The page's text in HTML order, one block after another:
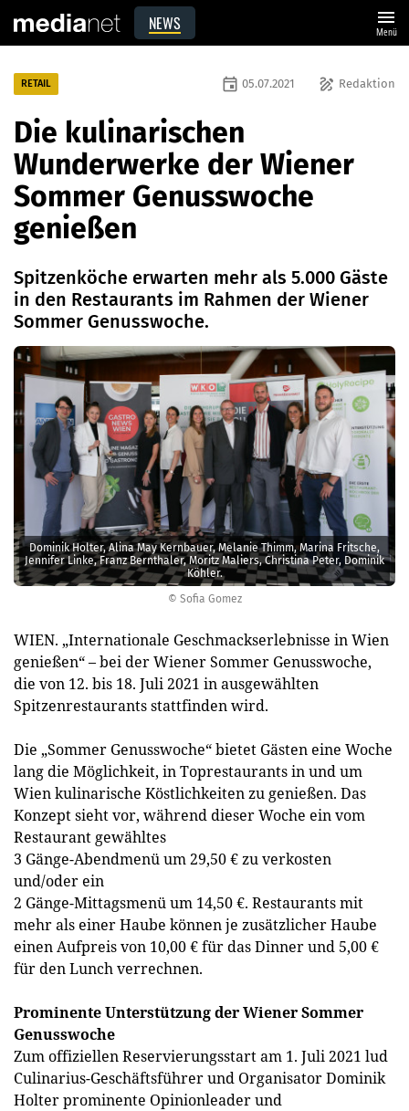
NEWS menu
Menü
© Sofia Gomez
Dominik Holter, Alina May Kernbauer, Melanie Thimm, Marina Fritsche,
Jennifer Linke, Franz Bernthaler, Moritz Maliers, Christina Peter, Dominik
Köhler.
RETAIL draw Redaktion
event 05.07.2021
Die kulinarischen
Wunderwerke der Wiener
Sommer Genusswoche
genießen
Spitzenköche erwarten mehr als 5.000 Gäste
in den Restaurants im Rahmen der Wiener
Sommer Genusswoche.
WIEN. „Internationale Geschmackserlebnisse in Wien
genießen“ – bei der Wiener Sommer Genusswoche,
die von 12. bis 18. Juli 2021 in ausgewählten
Spitzenrestaurants stattfinden wird.
Die „Sommer Genusswoche“ bietet Gästen eine Woche
lang die Möglichkeit, in Toprestaurants in und um
Wien kulinarische Köstlichkeiten zu genießen. Das
Konzept sieht vor, während dieser Woche ein vom
Restaurant gewähltes
3 Gänge-Abendmenü um 29,50 € zu verkosten
und/oder ein
2 Gänge-Mittagsmenü um 14,50 €. Restaurants mit
mehr als einer Haube können je zusätzlicher Haube
einen Aufpreis von 10,00 € für das Dinner und 5,00 €
für den Lunch verrechnen.
Prominente Unterstützung der Wiener Sommer
Genusswoche
Zum offiziellen Reservierungsstart am 1. Juli 2021 lud
Culinarius-Geschäftsführer und Organisator Dominik
Holter prominente Opinionleader und